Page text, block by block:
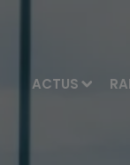
ACTUS